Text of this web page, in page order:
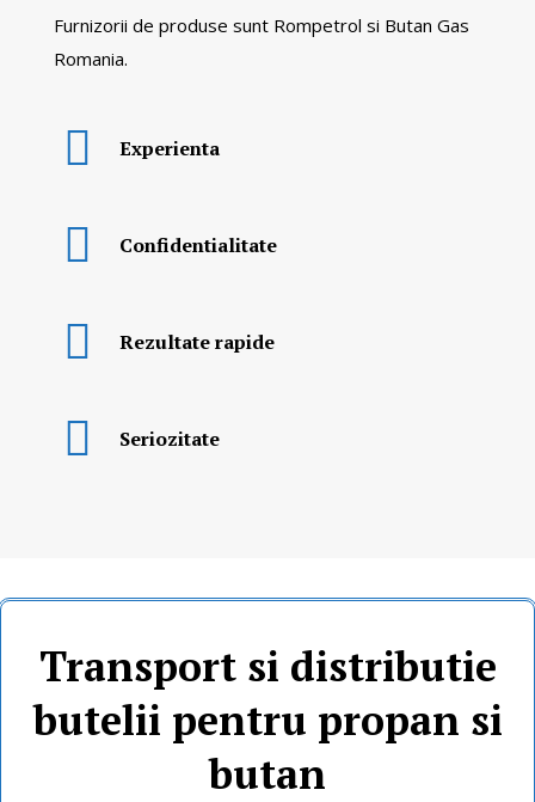
Furnizorii de produse sunt Rompetrol si Butan Gas
Romania.
Experienta
Сonfidentialitate
Rezultate rapide
Seriozitate
Transport si distributie
butelii pentru propan si
butan